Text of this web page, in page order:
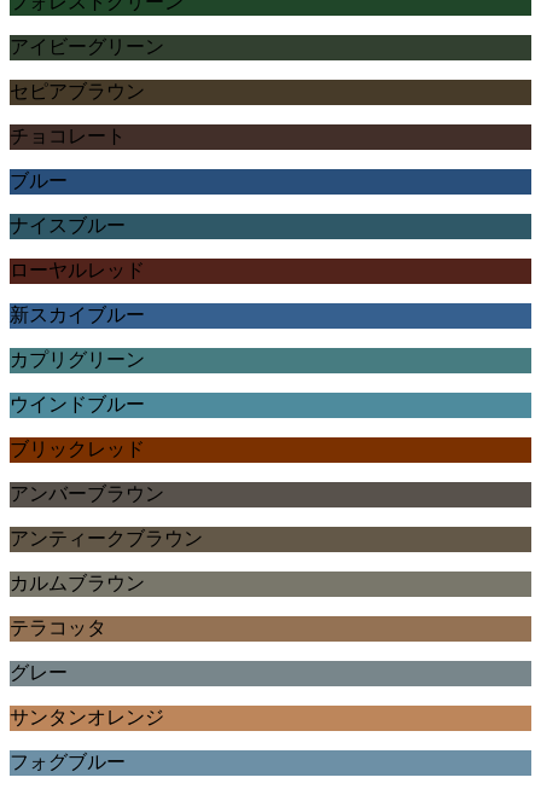
アイビーグリーン
セピアブラウン
チョコレート
ブルー
ナイスブルー
ローヤルレッド
新スカイブルー
カプリグリーン
ウインドブルー
ブリックレッド
アンバーブラウン
アンティークブラウン
カルムブラウン
テラコッタ
グレー
サンタンオレンジ
フォグブルー